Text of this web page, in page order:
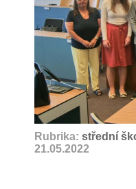
Rubrika: střední
21.05.2022